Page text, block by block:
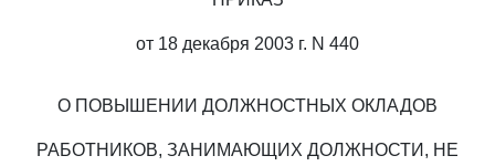
от 18 декабря 2003 г. N 440
О ПОВЫШЕНИИ ДОЛЖНОСТНЫХ ОКЛАДОВ
РАБОТНИКОВ, ЗАНИМАЮЩИХ ДОЛЖНОСТИ, НЕ